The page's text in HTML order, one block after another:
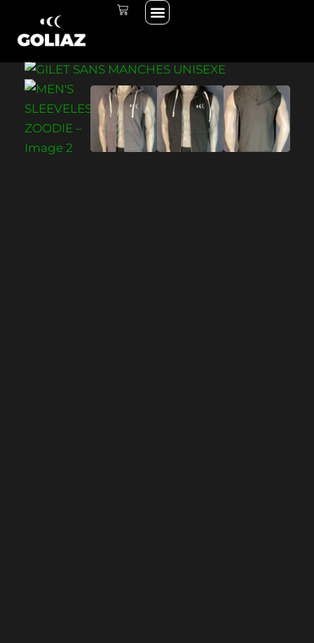
contenu
Menu
PANIER
ZOODIE SANS
MANCHES UNISEXE